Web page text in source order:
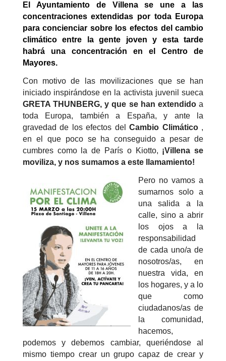
El Ayuntamiento de Villena se une a las
concentraciones extendidas por toda Europa
para concienciar sobre los efectos del cambio
climático entre la gente joven y esta tarde
habrá una concentración en el Centro de
Mayores.
Con motivo de las movilizaciones que se han
iniciado inspirándose en la activista juvenil sueca
GRETA THUNBERG, y que se han extendidoa
toda Europa, también a España, y ante la
gravedad de los efectos delCambio Climático,
en el que poco se ha conseguido a pesar de
cumbres como la de París o Kiotto, ¡Villena se
moviliza, y nos sumamos a este llamamiento!
Pero no vamos a
sumarnos solo a
una salida a la
calle, sino a abrir
los ojos a la
responsabilidad
de cada uno/a de
nosotros/as, en
nuestra vida, en
los hogares, y a lo
que como
ciudadanos/as de
la comunidad,
hacemos,
podemos y debemos cambiar, queriéndose al
mismo tiempo crear un grupo capaz de crear y